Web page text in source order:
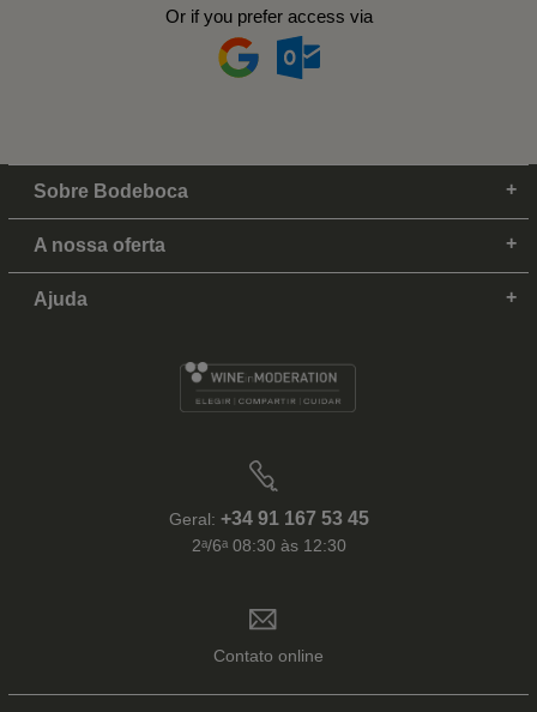
Or if you prefer access via
Sobre Bodeboca
A nossa oferta
Ajuda
Geral: +34 91 167 53 45
2ᵃ/6ᵃ 08:30 às 12:30
Contato online